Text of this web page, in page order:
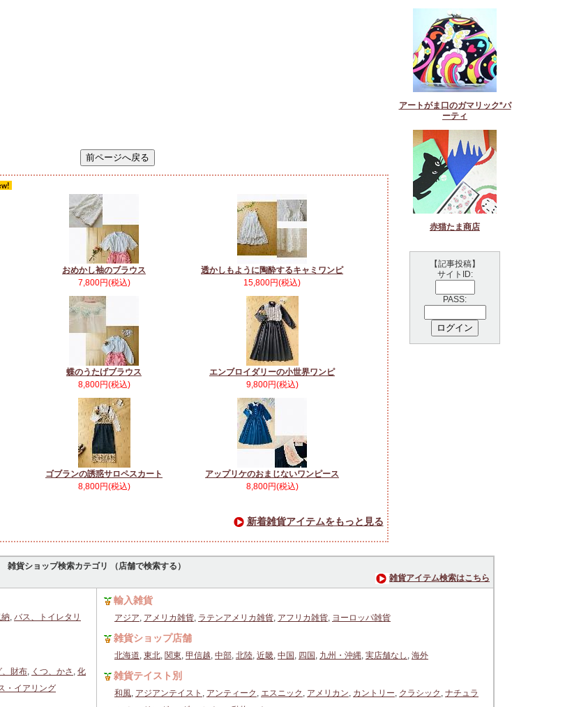
おめかし袖のブラウス
7,800円(税込)
透かしもように陶酔するキャミワンピ
15,800円(税込)
蝶のうたげブラウス
8,800円(税込)
エンブロイダリーの小世界ワンピ
9,800円(税込)
ゴブランの誘惑サロペスカート
8,800円(税込)
アップリケのおまじないワンピース
8,800円(税込)
新着雑貨アイテムをもっと見る
アートがま口のガマリック*パ
ーティ
赤猫たま商店
【記事投稿】
サイトID:
PASS:
雑貨ショップ検索カテゴリ （店舗で検索する）
雑貨アイテム検索はこちら
, バス、トイレタリ
、財布, くつ、かさ , 化
・イアリング
輸入雑貨
アジア, アメリカ雑貨, ラテンアメリカ雑貨, アフリカ雑貨, ヨーロッパ雑貨
雑貨ショップ店舗
北海道, 東北, 関東, 甲信越, 中部, 北陸, 近畿, 中国 , 四国 , 九州・沖縄, 実店舗なし , 海外
雑貨テイスト別
和風, アジアンテイスト , アンティーク , エスニック , アメリカン, カントリー, クラシック , ナチュラ